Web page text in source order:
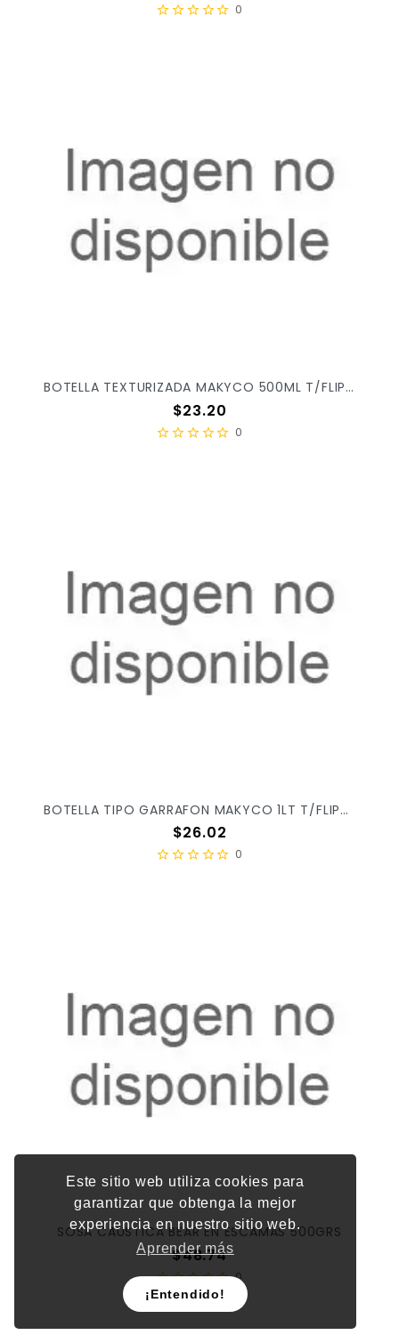
Este sitio web utiliza cookies para
garantizar que obtenga la mejor
experiencia en nuestro sitio web.
Aprender más
¡Entendido!
0
BOTELLA TEXTURIZADA MAKYCO 500ML T/FLIP X/61
Precio
$23.20
0
BOTELLA TIPO GARRAFON MAKYCO 1LT T/FLIP-TOP X/55
Precio
$26.02
0
SOSA CAUSTICA BEAR EN ESCAMAS 500GRS
Precio
$48.74
0